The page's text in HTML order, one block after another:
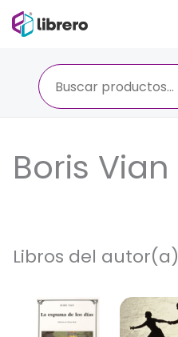
Boris Vian
Libros del autor(a)